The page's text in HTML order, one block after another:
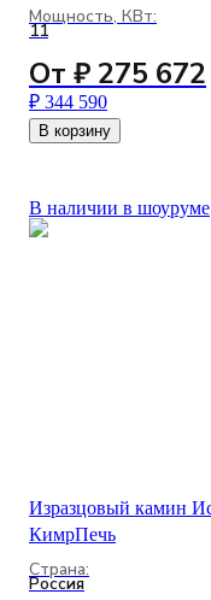
Мощность, КВт:
11
От ₽ 275 672
₽ 344 590
В корзину
В наличии в шоуруме
Изразцовый камин
КимрПечь
Страна:
Россия